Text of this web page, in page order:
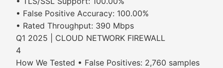
• False Positive Accuracy: 100.00%
• Rated Throughput: 390 Mbps
Q1 2025 | CLOUD NETWORK FIREWALL
4
How We Tested • False Positives: 2,760 samples